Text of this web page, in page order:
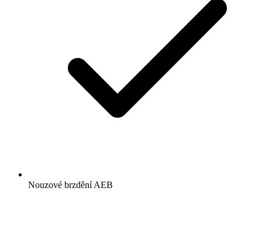
Nouzové brzdění AEB